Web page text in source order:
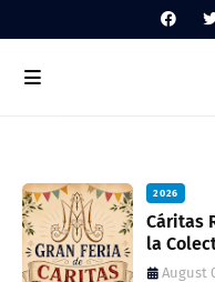
2026
Cáritas
la
feria
August